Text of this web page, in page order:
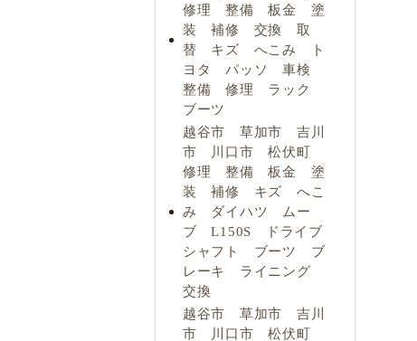
修理 整備 板金 塗
装 補修 交換 取
替 キズ へこみ ト
ヨタ パッソ 車検
整備 修理 ラック
ブーツ
越谷市 草加市 吉川
市 川口市 松伏町
修理 整備 板金 塗
装 補修 キズ へこ
み ダイハツ ムー
ブ L150S ドライブ
シャフト ブーツ ブ
レーキ ライニング
交換
越谷市 草加市 吉川
市 川口市 松伏町